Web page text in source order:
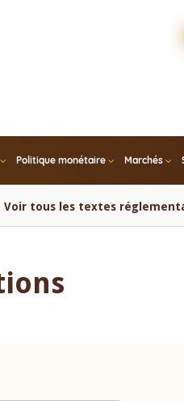
Politique monétaire Marchés
Voir tous les textes